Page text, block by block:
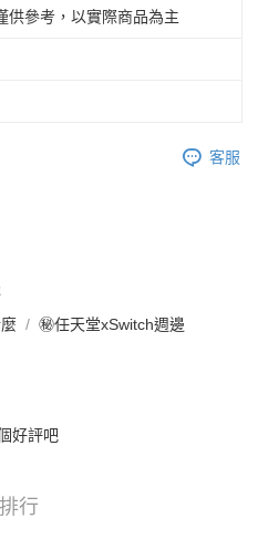
供參考，以實際商品為主
客服
㊙任天堂xSwitch週邊
好評吧
行